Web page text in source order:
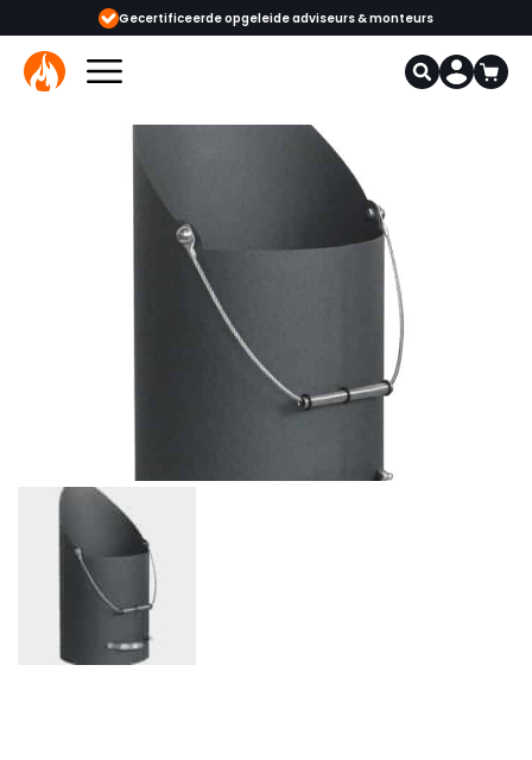
Gecertificeerde opgeleide adviseurs & monteurs